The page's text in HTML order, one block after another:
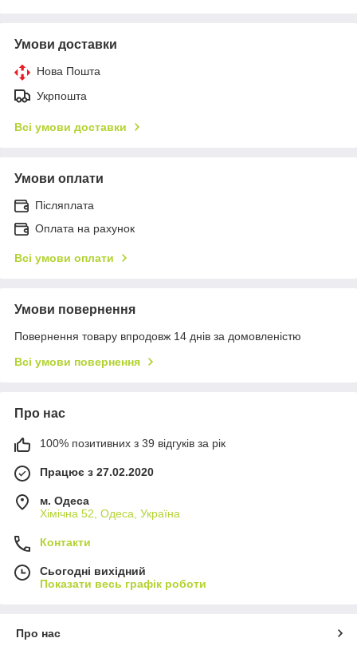
Умови доставки
Нова Пошта
Укрпошта
Всі умови доставки
Умови оплати
Післяплата
Оплата на рахунок
Всі умови оплати
Умови повернення
Повернення товару впродовж 14 днів за домовленістю
Всі умови повернення
Про нас
100% позитивних з 39 відгуків за рік
Працює з 27.02.2020
м. Одеса
Хімічна 52, Одеса, Україна
Контакти
Сьогодні вихідний
Показати весь графік роботи
Про нас